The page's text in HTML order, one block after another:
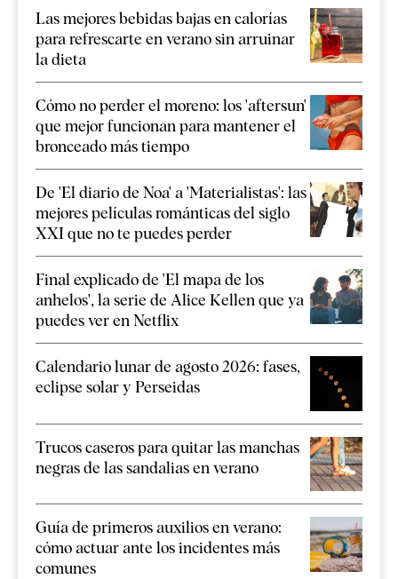
Las mejores bebidas bajas en calorías
para refrescarte en verano sin arruinar
la dieta
Cómo no perder el moreno: los 'aftersun'
que mejor funcionan para mantener el
bronceado más tiempo
De 'El diario de Noa' a 'Materialistas': las
mejores películas románticas del siglo
XXI que no te puedes perder
Final explicado de 'El mapa de los
anhelos', la serie de Alice Kellen que ya
puedes ver en Netflix
Calendario lunar de agosto 2026: fases,
eclipse solar y Perseidas
Trucos caseros para quitar las manchas
negras de las sandalias en verano
Guía de primeros auxilios en verano:
cómo actuar ante los incidentes más
comunes